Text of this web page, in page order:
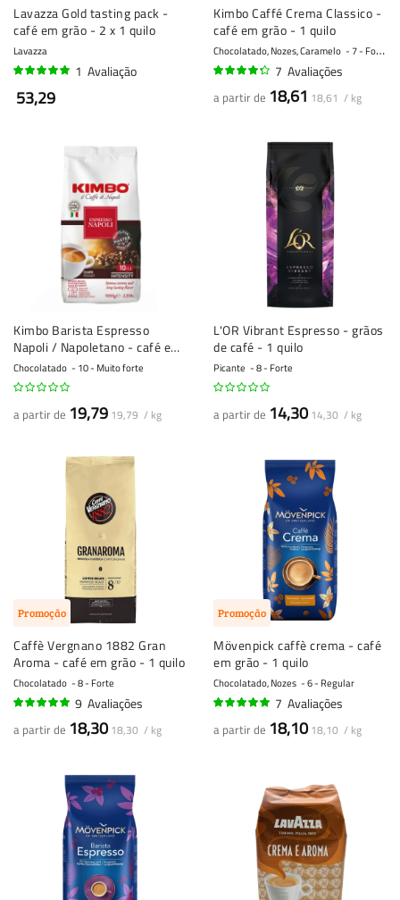
Lavazza Gold tasting pack -
café em grão - 2 x 1 quilo
Lavazza
1 Avaliação
53,29
Kimbo Caffé Crema Classico -
café em grão - 1 quilo
Chocolatado, Nozes, Caramelo 7 - Forte
7 Avaliações
a partir de 18,61 18,61 / kg
Kimbo Barista Espresso
Napoli / Napoletano - café em
grão - 1 quilo
Chocolatado 10 - Muito forte
a partir de 19,79 19,79 / kg
L'OR Vibrant Espresso - grãos
de café - 1 quilo
Picante 8 - Forte
a partir de 14,30 14,30 / kg
Promoção
Caffè Vergnano 1882 Gran
Aroma - café em grão - 1 quilo
Chocolatado 8 - Forte
9 Avaliações
a partir de 18,30 18,30 / kg
Promoção
Mövenpick caffè crema - café
em grão - 1 quilo
Chocolatado, Nozes 6 - Regular
7 Avaliações
a partir de 18,10 18,10 / kg